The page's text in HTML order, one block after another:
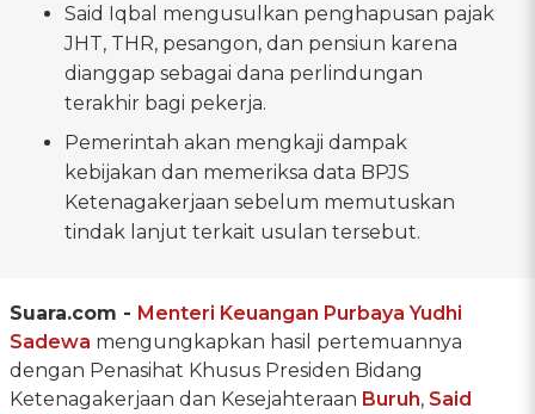
Said Iqbal mengusulkan penghapusan pajak
JHT, THR, pesangon, dan pensiun karena
dianggap sebagai dana perlindungan
terakhir bagi pekerja.
Pemerintah akan mengkaji dampak
kebijakan dan memeriksa data BPJS
Ketenagakerjaan sebelum memutuskan
tindak lanjut terkait usulan tersebut.
Suara.com - Menteri Keuangan Purbaya Yudhi
Sadewa mengungkapkan hasil pertemuannya
dengan Penasihat Khusus Presiden Bidang
Ketenagakerjaan dan Kesejahteraan Buruh, Said